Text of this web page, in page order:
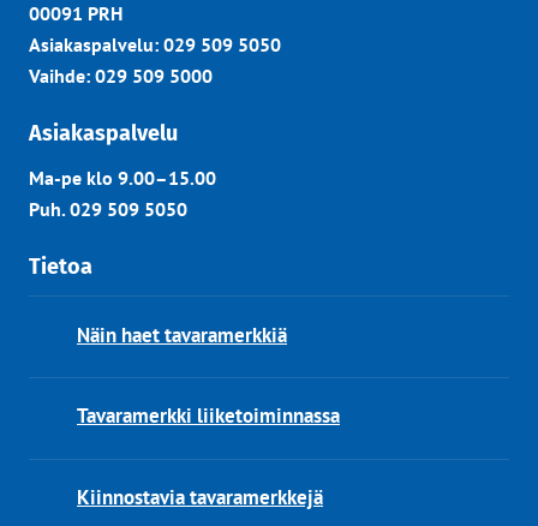
00091 PRH
Asiakaspalvelu: 029 509 5050
Vaihde: 029 509 5000
Asiakaspalvelu
Ma-pe klo 9.00–15.00
Puh. 029 509 5050
Tietoa
Näin haet tavaramerkkiä
Tavaramerkki liiketoiminnassa
Kiinnostavia tavaramerkkejä